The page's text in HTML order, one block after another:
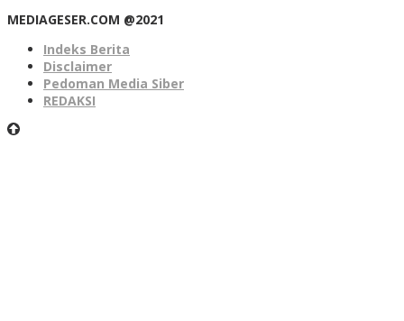
MEDIAGESER.COM @2021
Indeks Berita
Disclaimer
Pedoman Media Siber
REDAKSI